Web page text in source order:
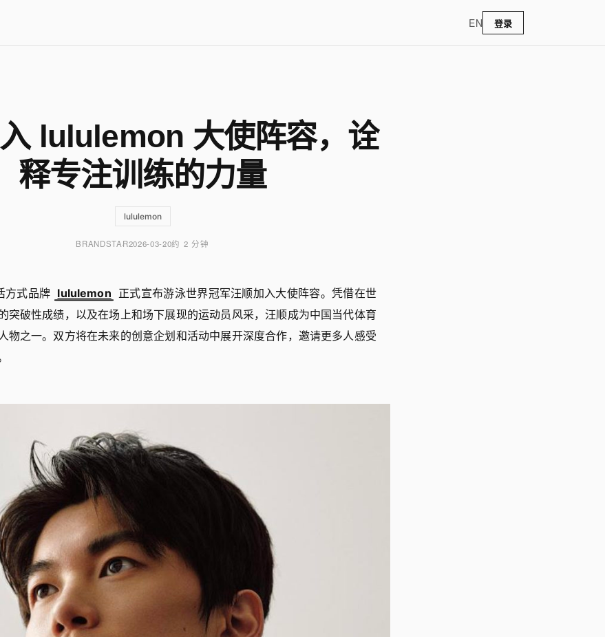
EN 登录
lululemon 大使阵容，诠
释专注训练的力量
lululemon
BRANDSTAR2026-03-20约 2 分钟
方式品牌 lululemon 正式宣布游泳世界冠军汪顺加入大使阵容。凭借在世
突破性成绩，以及在场上和场下展现的运动员风采，汪顺成为中国当代体育
物之一。双方将在未来的创意企划和活动中展开深度合作，邀请更多人感受